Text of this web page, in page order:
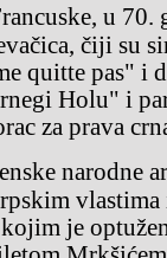
čiji su
quitte pas" i
Holu" i
za prava
je